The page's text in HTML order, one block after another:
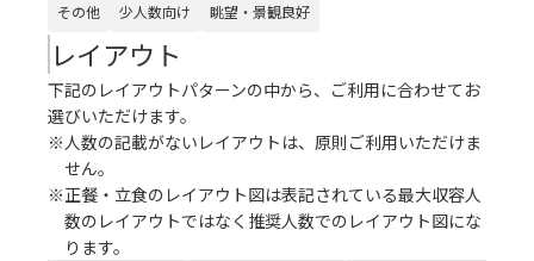
その他 少人数向け 眺望・景観良好
レイアウト
下記のレイアウトパターンの中から、ご利用に合わせてお
選びいただけます。
※人数の記載がないレイアウトは、原則ご利用いただけま
せん。
※正餐・立食のレイアウト図は表記されている最大収容人
数のレイアウトではなく推奨人数でのレイアウト図にな
ります。